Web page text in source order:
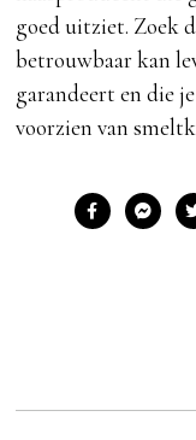
goed uitziet. Zoek
betrouwbaar kan
garandeert en die
voorzien van